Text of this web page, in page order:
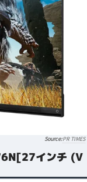
PR TIMES
インチ (V